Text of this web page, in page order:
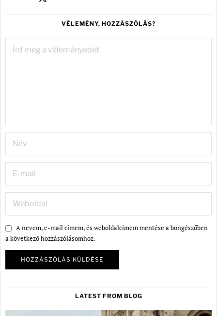
VÉLEMÉNY, HOZZÁSZÓLÁS?
A nevem, e-mail címem, és weboldalcímem mentése a böngészőben
a következő hozzászólásomhoz.
LATEST FROM BLOG